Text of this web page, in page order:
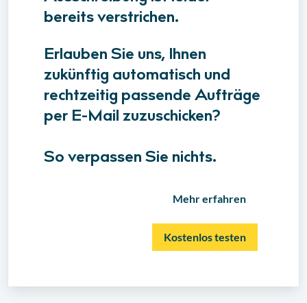
bereits verstrichen.
Erlauben Sie uns, Ihnen
zukünftig automatisch und
rechtzeitig passende Aufträge
per E-Mail zuzuschicken?
So verpassen Sie nichts.
Mehr erfahren
Kostenlos testen